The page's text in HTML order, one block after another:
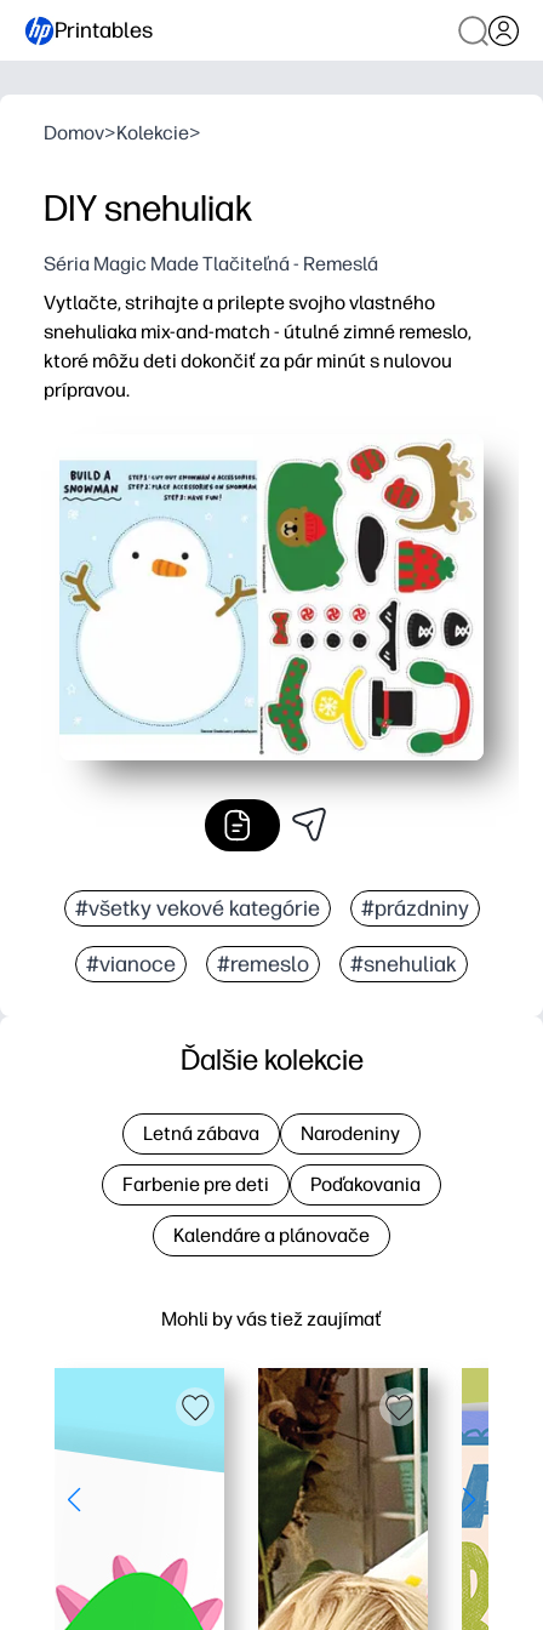
Printables
Domov>Kolekcie>
DIY snehuliak
Séria Magic Made Tlačiteľná - Remeslá
Vytlačte, strihajte a prilepte svojho vlastného
snehuliaka mix-and-match - útulné zimné remeslo,
ktoré môžu deti dokončiť za pár minút s nulovou
prípravou.
Šetríte čas - jednoduché stránky znamenajú tlač a
Deti si vyberajú klobúky, šály a tváre pre nekonečné
Buduje jemné motorické zručnosti a cvičí podľa
Nízky neporiadok - rýchle výrezy sa rýchlo montujú a
#všetky vekové kategórie #prázdniny
#vianoce #remeslo #snehuliak
Mohli by vás tiež zaujímať
Ďalšie kolekcie
Letná zábava Narodeniny
Farbenie pre deti Poďakovania
Kalendáre a plánovače